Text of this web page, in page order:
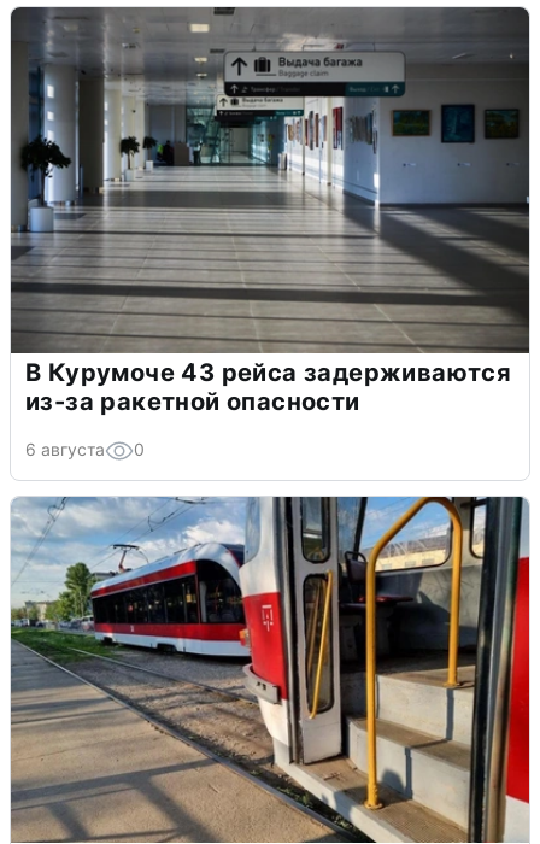
В Курумоче 43 рейса задерживаются
из-за ракетной опасности
6 августа 0